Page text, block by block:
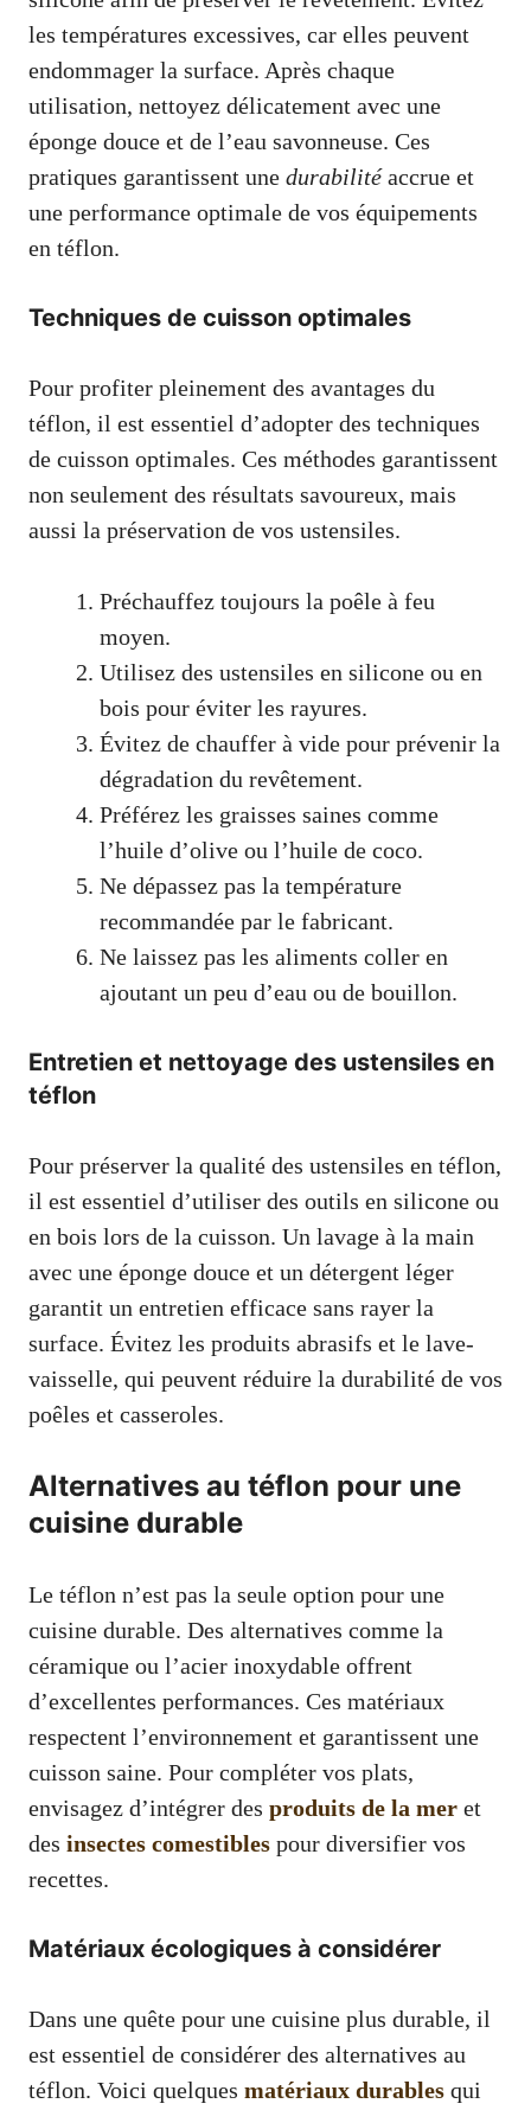
les températures excessives, car elles peuvent
endommager la surface. Après chaque
utilisation, nettoyez délicatement avec une
éponge douce et de l’eau savonneuse. Ces
pratiques garantissent une durabilitéaccrue et
une performance optimale de vos équipements
en téflon.
Techniques de cuisson optimales
Pour profiter pleinement des avantages du
téflon, il est essentiel d’adopter des techniques
de cuisson optimales. Ces méthodes garantissent
non seulement des résultats savoureux, mais
aussi la préservation de vos ustensiles.
Préchauffez toujours la poêle à feu
moyen.
Utilisez des ustensiles en silicone ou en
bois pour éviter les rayures.
Évitez de chauffer à vide pour prévenir la
dégradation du revêtement.
Préférez les graisses saines comme
l’huile d’olive ou l’huile de coco.
Ne dépassez pas la température
recommandée par le fabricant.
Ne laissez pas les aliments coller en
ajoutant un peu d’eau ou de bouillon.
Entretien et nettoyage des ustensiles en
téflon
Pour préserver la qualité des ustensiles en téflon,
il est essentiel d’utiliser des outils en silicone ou
en bois lors de la cuisson. Un lavage à la main
avec une éponge douce et un détergent léger
garantit un entretien efficace sans rayer la
surface. Évitez les produits abrasifs et le lave-
vaisselle, qui peuvent réduire la durabilité de vos
poêles et casseroles.
Alternatives au téflon pour une
cuisine durable
Le téflon n’est pas la seule option pour une
cuisine durable. Des alternatives comme la
céramique ou l’acier inoxydable offrent
d’excellentes performances. Ces matériaux
respectent l’environnement et garantissent une
cuisson saine. Pour compléter vos plats,
envisagez d’intégrer des produits de la mer et
des insectes comestibles pour diversifier vos
recettes.
Matériaux écologiques à considérer
Dans une quête pour une cuisine plus durable, il
est essentiel de considérer des alternatives au
téflon. Voici quelques matériaux durables qui